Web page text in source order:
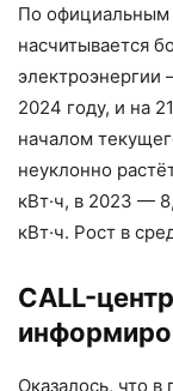
По официальным
насчитывается
электроэнергии
2024 году, и на
началом
неуклонно
кВт·ч, в 2023 —
кВт·ч. Рост в
CALL-
Оказалось, что